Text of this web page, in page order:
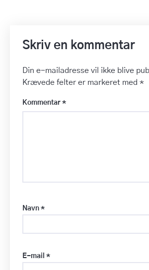
Skriv en kommentar
Din e-mailadresse vil ikke blive
Krævede felter er markeret med *
Kommentar *
Navn *
E-mail *